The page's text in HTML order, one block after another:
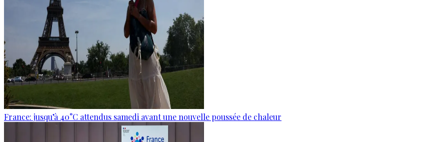
France: jusqu’à 40°C attendus samedi avant une nouvelle poussée de chaleur